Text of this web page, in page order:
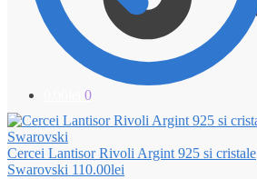
0
Cercei Lantisor Rivoli Argint 925 si cristale
Swarovski 110.00lei